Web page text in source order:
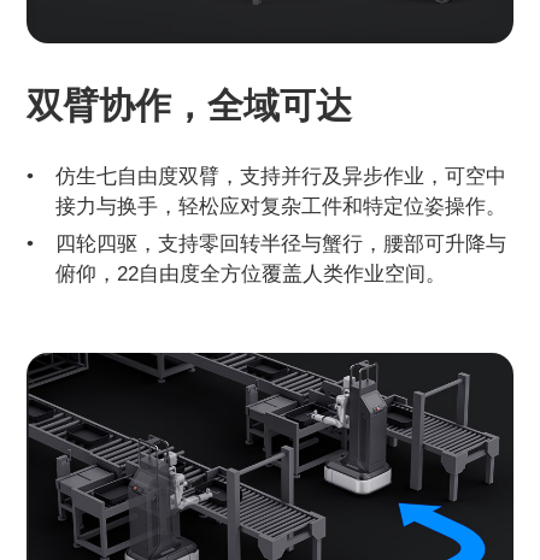
双臂协作，全域可达
仿生七自由度双臂，支持并行及异步作业，可空中
接力与换手，轻松应对复杂工件和特定位姿操作。
四轮四驱，支持零回转半径与蟹行，腰部可升降与
俯仰，22自由度全方位覆盖人类作业空间。